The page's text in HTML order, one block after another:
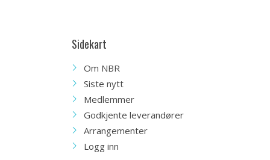
Sidekart
Om NBR
Siste nytt
Medlemmer
Godkjente leverandører
Arrangementer
Logg inn